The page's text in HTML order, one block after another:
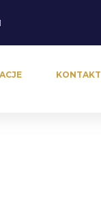
KONTAKT